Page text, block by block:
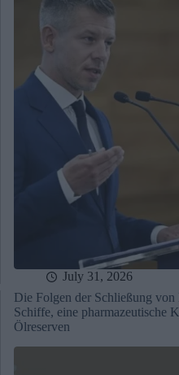
July 31, 2026
Die Folgen der Schließung von
Schiffe, eine pharmazeutische
Ölreserven